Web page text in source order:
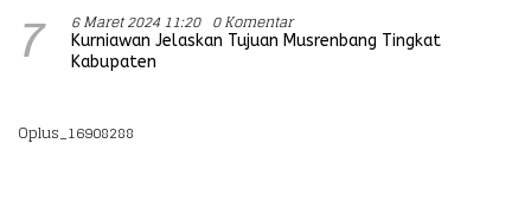
7 6 Maret 2024 11:20 0 Komentar
Kurniawan Jelaskan Tujuan Musrenbang Tingkat
Kabupaten
Oplus_16908288